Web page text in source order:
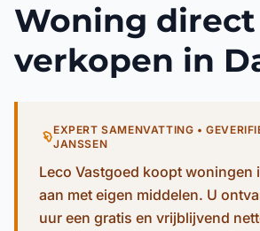
Woning direct
verkopen in
EXPERT SAMENVATTING •
JANSSEN
Leco Vastgoed koopt woningen
aan met eigen middelen. U
uur een gratis en vrijblijvend